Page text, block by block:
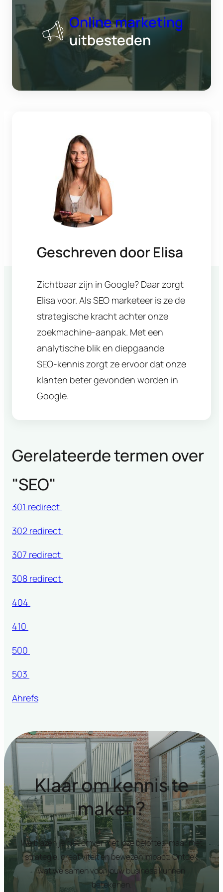
Online marketing
uitbesteden
Geschreven doorElisa
Zichtbaar zijn in Google? Daar zorgt
Elisa voor. Als SEO marketeer is ze de
strategische kracht achter onze
zoekmachine-aanpak. Met een
analytische blik en diepgaande
SEO-kennis zorgt ze ervoor dat onze
klanten beter gevonden worden in
Google.
Gerelateerde termen over
"SEO"
301 redirect
302 redirect
307 redirect
308 redirect
404
410
500
503
Ahrefs
Klaar om kennis te
maken?
We blazen je niet omver met loze beloftes, maar met
strategie, creativiteit en bewezen impact. Ontdek
wat we samen voor jouw business kunnen
betekenen.